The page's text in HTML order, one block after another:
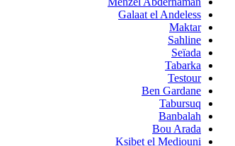
Galaat el Andeless
Maktar
Sahline
Seïada
Tabarka
Testour
Ben Gardane
Tabursuq
Banbalah
Bou Arada
Ksibet el Mediouni